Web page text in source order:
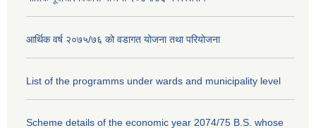
आर्थिक वर्ष २०७५/७६ को वडागत योजना तथा परियोजना
List of the programms under wards and municipality level
Scheme details of the economic year 2074/75 B.S. whose